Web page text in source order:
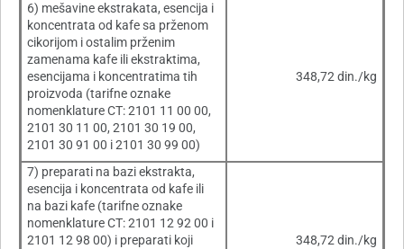
6) mešavine ekstrakata, esencija i
koncentrata od kafe sa prženom
cikorijom i ostalim prženim
zamenama kafe ili ekstraktima,
esencijama i koncentratima tih
proizvoda (tarifne oznake
nomenklature CT: 2101 11 00 00,
2101 30 11 00, 2101 30 19 00,
2101 30 91 00 i 2101 30 99 00)
348,72 din./kg
7) preparati na bazi ekstrakta,
esencija i koncentrata od kafe ili
na bazi kafe (tarifne oznake
nomenklature CT: 2101 12 92 00 i
2101 12 98 00) i preparati koji
348,72 din./kg